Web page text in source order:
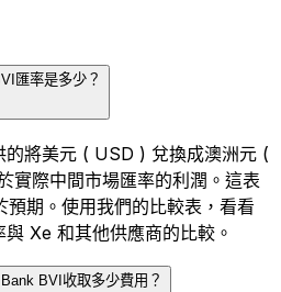
匯率是多少？
將美元 ( USD ) 兌換成澳洲元 (
實際中間市場匯率的利潤。這表
期。使用我們的比較表，看看
Xe 和其他供應商的比較。
BVI收取多少費用？